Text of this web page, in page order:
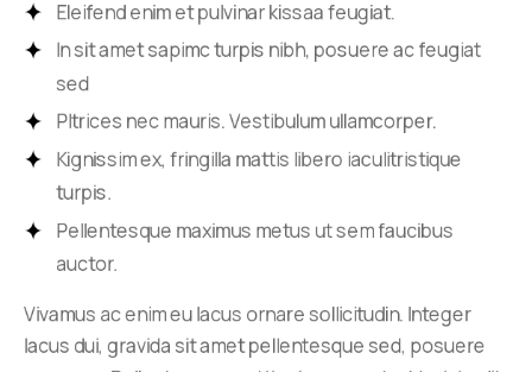
Eleifend enim et pulvinar kissaa feugiat.
In sit amet sapimc turpis nibh, posuere ac feugiat
sed
Pltrices nec mauris. Vestibulum ullamcorper.
Kignissim ex, fringilla mattis libero iaculitristique
turpis.
Pellentesque maximus metus ut sem faucibus
auctor.
Vivamus ac enim eu lacus ornare sollicitudin. Integer
lacus dui, gravida sit amet pellentesque sed, posuere